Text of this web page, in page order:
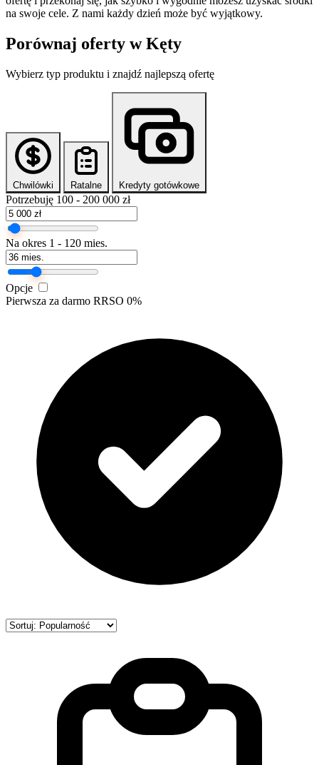
na swoje cele. Z nami każdy dzień może być wyjątkowy.
Porównaj oferty wKęty
Wybierz typ produktu i znajdź najlepszą ofertę
Chwilówki Ratalne Kredyty gotówkowe
Potrzebuję 100 - 200 000 zł
Na okres 1 - 120 mies.
Opcje
Pierwsza za darmo RRSO 0%